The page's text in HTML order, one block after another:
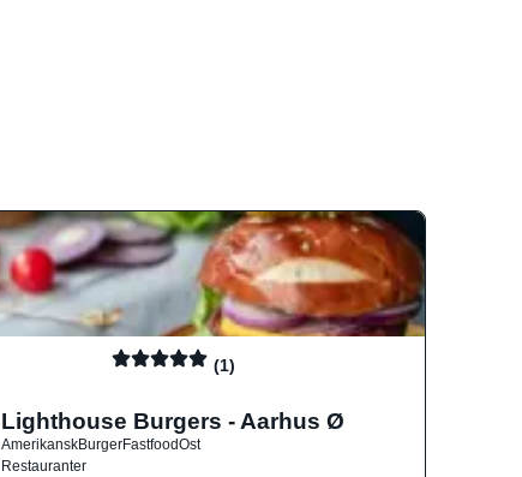
(1)
Lighthouse Burgers - Aarhus Ø
AmerikanskBurgerFastfoodOst
Restauranter